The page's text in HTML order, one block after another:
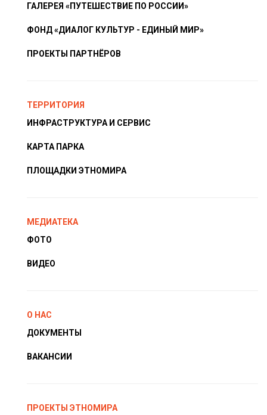
ГАЛЕРЕЯ «ПУТЕШЕСТВИЕ ПО РОССИИ»
ФОНД «ДИАЛОГ КУЛЬТУР - ЕДИНЫЙ МИР»
ПРОЕКТЫ ПАРТНЁРОВ
ТЕРРИТОРИЯ
ИНФРАСТРУКТУРА И СЕРВИС
КАРТА ПАРКА
ПЛОЩАДКИ ЭТНОМИРА
МЕДИАТЕКА
ФОТО
ВИДЕО
О НАС
ДОКУМЕНТЫ
ВАКАНСИИ
ПРОЕКТЫ ЭТНОМИРА